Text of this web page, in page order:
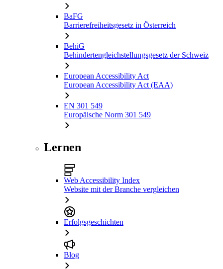
BaFG
Barrierefreiheitsgesetz in Österreich
BehiG
Behindertengleichstellungsgesetz der Schweiz
European Accessibility Act
European Accessibility Act (EAA)
EN 301 549
Europäische Norm 301 549
Lernen
Web Accessibility Index
Website mit der Branche vergleichen
Erfolgsgeschichten
Blog